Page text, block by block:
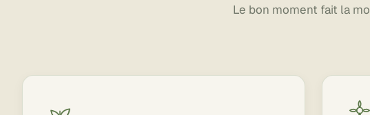
Le bon moment fait la